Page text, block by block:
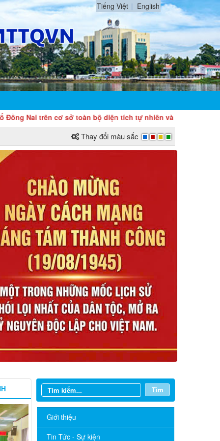
Tiếng Việt English
trên cơ sở toàn bộ diện tích tự nhiên và quy mô dân số của
Thay đổi màu sắc
Tìm
Giới thiệu
Tin Tức - Sự kiện